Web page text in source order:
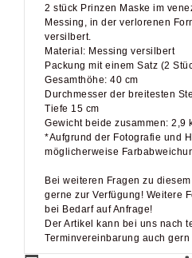
2 stück Prinzen Maske im
Messing, in der verlorenen
versilbert.
Material: Messing versilbert
Packung mit einem Satz (2
Gesamthöhe: 40 cm
Durchmesser der breitesten
Tiefe 15 cm
Gewicht beide zusammen: 2,9
*Aufgrund der Fotografie und
möglicherweise
Bei weiteren Fragen zu
gerne zur Verfügung! Weitere
bei Bedarf auf Anfrage!
Der Artikel kann bei uns nach
Terminvereinbarung auch